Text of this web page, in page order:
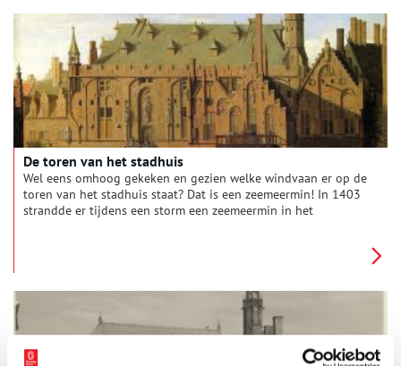
van onze provincie.
De toren van het stadhuis
Wel eens omhoog gekeken en gezien welke windvaan er op de
toren van het stadhuis staat? Dat is een zeemeermin! In 1403
strandde er tijdens een storm een zeemeermin in het
begraven.